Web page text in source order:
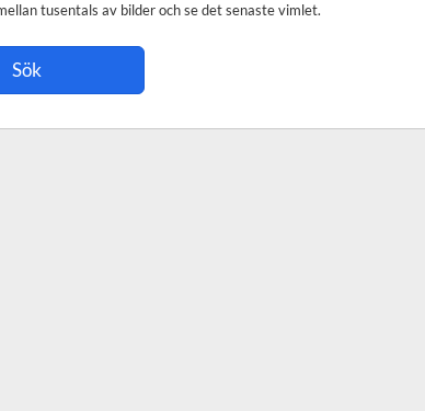
tusentals av bilder och se det senaste vimlet.